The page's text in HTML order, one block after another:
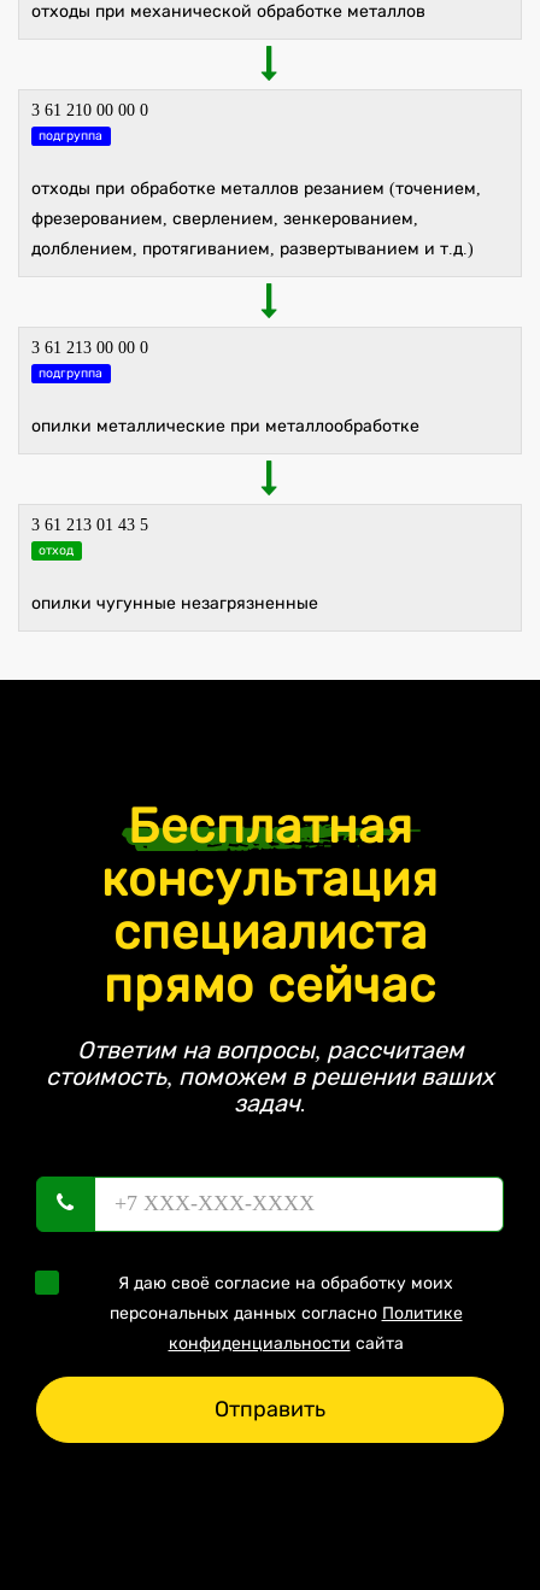
отходы при механической обработке металлов
3 61 210 00 00 0
подгруппа
отходы при обработке металлов резанием (точением,
фрезерованием, сверлением, зенкерованием,
долблением, протягиванием, развертыванием и т.д.)
3 61 213 00 00 0
подгруппа
опилки металлические при металлообработке
3 61 213 01 43 5
отход
опилки чугунные незагрязненные
Бесплатная
консультация
специалиста
прямо сейчас
Ответим на вопросы, рассчитаем
стоимость, поможем в решении ваших
задач.
Я даю своё согласие на обработку моих
персональных данных согласно Политике
конфиденциальности сайта
Отправить